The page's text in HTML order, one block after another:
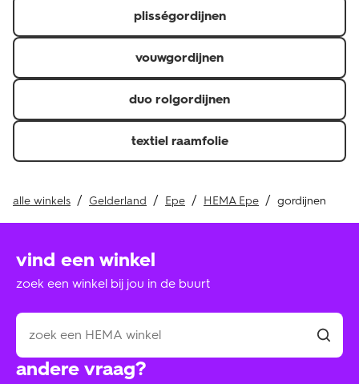
plisségordijnen
vouwgordijnen
duo rolgordijnen
textiel raamfolie
alle winkels Gelderland Epe HEMA Epe gordijnen
andere vraag?
vind een winkel
zoek een winkel bij jou in de buurt